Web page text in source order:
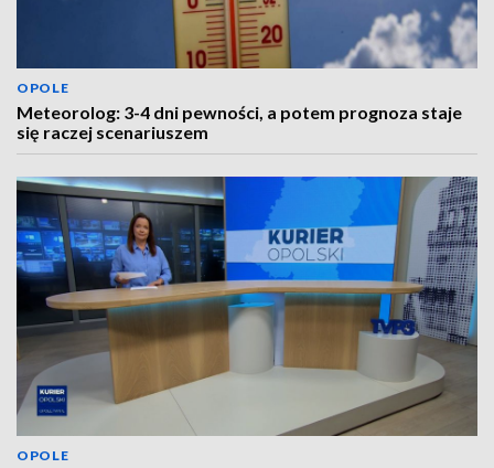
OPOLE
Meteorolog: 3-4 dni pewności, a potem prognoza staje
się raczej scenariuszem
OPOLE